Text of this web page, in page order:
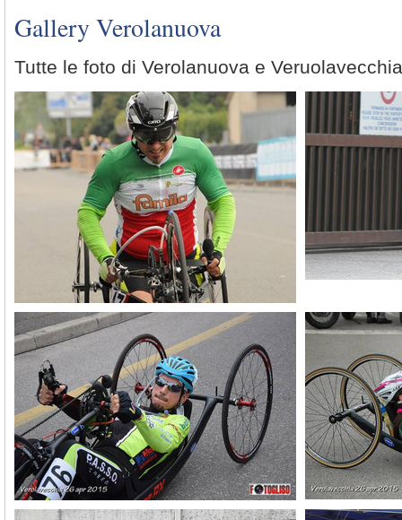
Gallery Verolanuova
Tutte le foto di Verolanuova e Veruolavecchia